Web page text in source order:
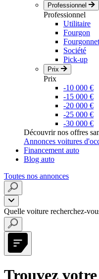
Professionnel
Professionnel
Utilitaire
Fourgon
Société
Pick-up
Prix
Prix
-10 000 €
-15 000 €
-20 000 €
-25 000 €
-30 000 €
Découvrir nos offres
Annonces voitures
Financement auto
Blog auto
Toutes nos annonces
Quelle voiture recherchez-
Trouvez votre